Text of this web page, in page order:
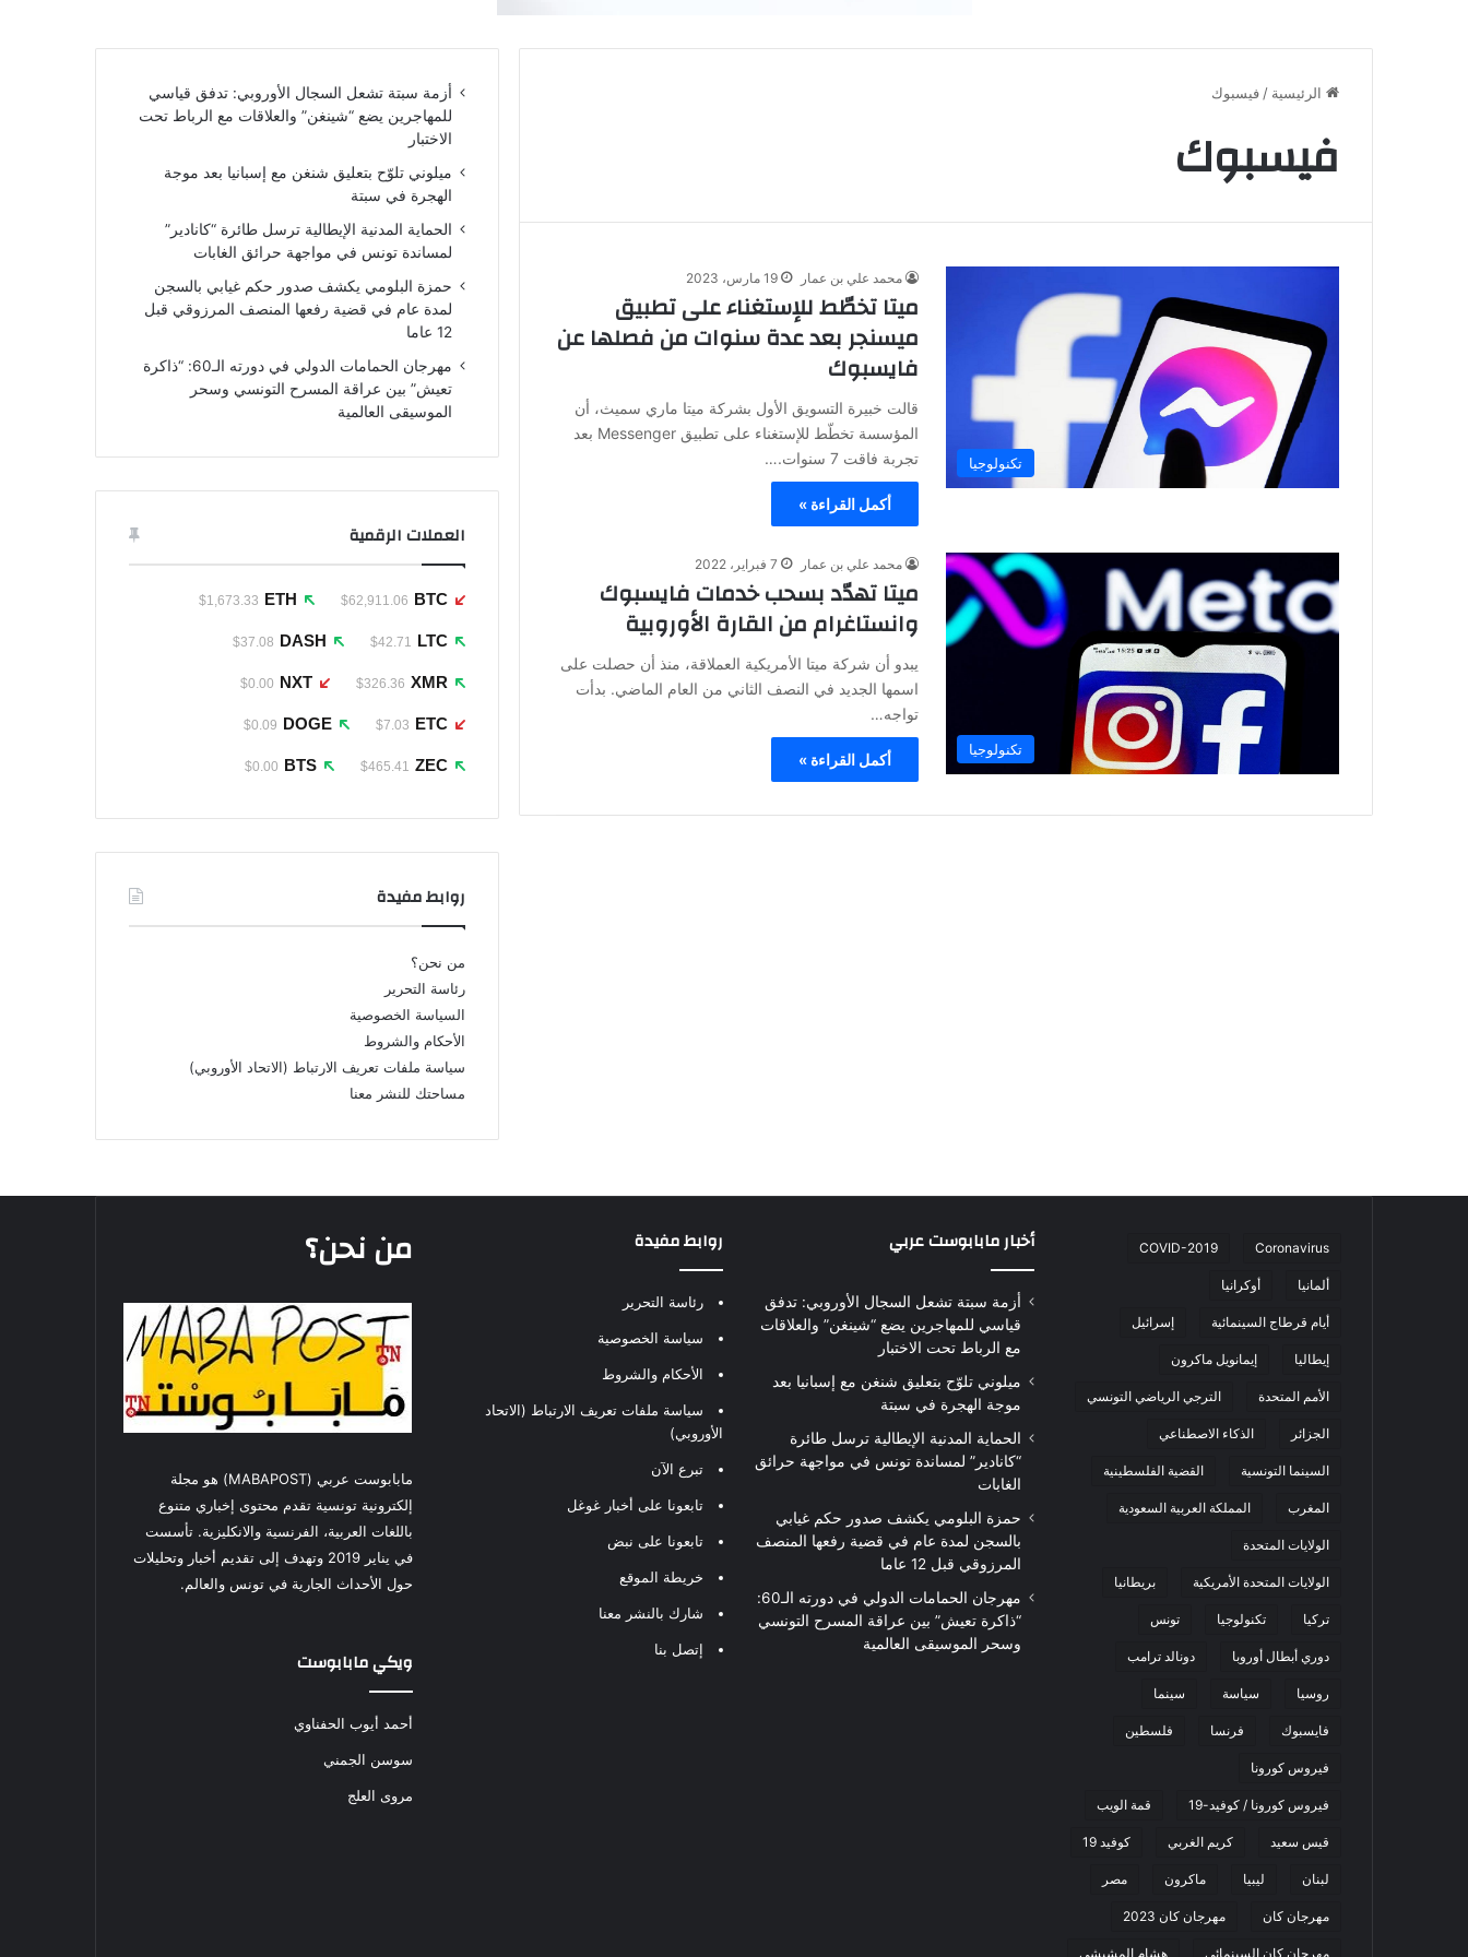
الرئيسية / فيسبوك
فيسبوك
تكنولوجيا
محمد علي بن عمار 19 مارس، 2023
ميتا تخطّط للإستغناء على تطبيق
ميسنجر بعد عدة سنوات من فصلها عن
فايسبوك
قالت خبيرة التسويق الأول بشركة ميتا ماري سميث، أن
المؤسسة تخطّط للإستغناء على تطبيق Messenger بعد
تجربة فاقت 7 سنوات.…
أكمل القراءة »
تكنولوجيا
محمد علي بن عمار 7 فبراير، 2022
ميتا تهدّد بسحب خدمات فايسبوك
وانستاغرام من القارة الأوروبية
يبدو أن شركة ميتا الأمريكية العملاقة، منذ أن حصلت على
اسمها الجديد في النصف الثاني من العام الماضي. بدأت
تواجه…
أكمل القراءة »
أزمة سبتة تشعل السجال الأوروبي: تدفق قياسي
للمهاجرين يضع “شينغن” والعلاقات مع الرباط تحت
الاختبار
ميلوني تلوّح بتعليق شنغن مع إسبانيا بعد موجة
الهجرة في سبتة
الحماية المدنية الإيطالية ترسل طائرة “كانادير”
لمساندة تونس في مواجهة حرائق الغابات
حمزة البلومي يكشف صدور حكم غيابي بالسجن
لمدة عام في قضية رفعها المنصف المرزوقي قبل
12 عاما
مهرجان الحمامات الدولي في دورته الـ60: “ذاكرة
تعيش” بين عراقة المسرح التونسي وسحر
الموسيقى العالمية
العملات الرقمية
BTC
$62,911.06
ETH
$1,673.33
LTC
$42.71
DASH
$37.08
XMR
$326.36
NXT
$0.00
ETC
$7.03
DOGE
$0.09
ZEC
$465.41
BTS
$0.00
روابط مفيدة
من نحن؟
رئاسة التحرير
السياسة الخصوصية
الأحكام والشروط
سياسة ملفات تعريف الارتباط (الاتحاد الأوروبي)
مساحتك للنشر معنا
Coronavirus
COVID-2019
ألمانيا أوكرانيا
أيام قرطاج السينمائية إسرائيل
إيطاليا إيمانويل ماكرون
الأمم المتحدة الترجي الرياضي التونسي
الجزائر الذكاء الاصطناعي
السينما التونسية القضية الفلسطينية
المغرب المملكة العربية السعودية
الولايات المتحدة
الولايات المتحدة الأمريكية بريطانيا
تركيا تكنولوجيا تونس
دوري أبطال أوروبا دونالد ترامب
روسيا سياسة سينما
فايسبوك فرنسا فلسطين
فيروس كورونا
فيروس كورونا / كوفيد-19 قمة الويب
قيس سعيد كريم الغربي كوفيد 19
لبنان ليبيا ماكرون مصر
مهرجان كان مهرجان كان 2023
مهرجان كان السينمائي هشام المشيشي
أخبار مابابوست عربي
أزمة سبتة تشعل السجال الأوروبي: تدفق
قياسي للمهاجرين يضع “شينغن” والعلاقات
مع الرباط تحت الاختبار
ميلوني تلوّح بتعليق شنغن مع إسبانيا بعد
موجة الهجرة في سبتة
الحماية المدنية الإيطالية ترسل طائرة
“كانادير” لمساندة تونس في مواجهة حرائق
الغابات
حمزة البلومي يكشف صدور حكم غيابي
بالسجن لمدة عام في قضية رفعها المنصف
المرزوقي قبل 12 عاما
مهرجان الحمامات الدولي في دورته الـ60:
“ذاكرة تعيش” بين عراقة المسرح التونسي
وسحر الموسيقى العالمية
روابط مفيدة
رئاسة التحرير
سياسة الخصوصية
الأحكام والشروط
سياسة ملفات تعريف الارتباط (الاتحاد
الأوروبي)
تبرع الآن
تابعونا على أخبار غوغل
تابعونا على نبض
خريطة الموقع
شارك بالنشر معنا
إتصل بنا
من نحن؟
مابابوست عربي (MABAPOST) هو مجلة
إلكترونية تونسية تقدم محتوى إخباري متنوع
باللغات العربية، الفرنسية والانكليزية. تأسست
في يناير 2019 وتهدف إلى تقديم أخبار وتحليلات
حول الأحداث الجارية في تونس والعالم.
ويكي مابابوست
أحمد أيوب الحفناوي
سوسن الجمني
مروى العلج